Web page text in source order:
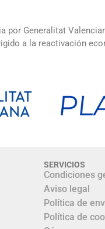
por Generalitat
a la reactivación
SERVICIOS
Condiciones
Aviso legal
Política de
Política de